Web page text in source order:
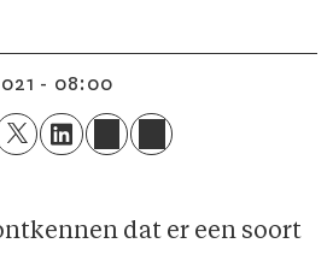
- 08:00
dat er een soort